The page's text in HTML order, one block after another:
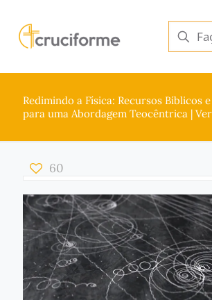
Redimindo a Física: Recursos Bíblicos
para uma Abordagem Teocêntrica |
60